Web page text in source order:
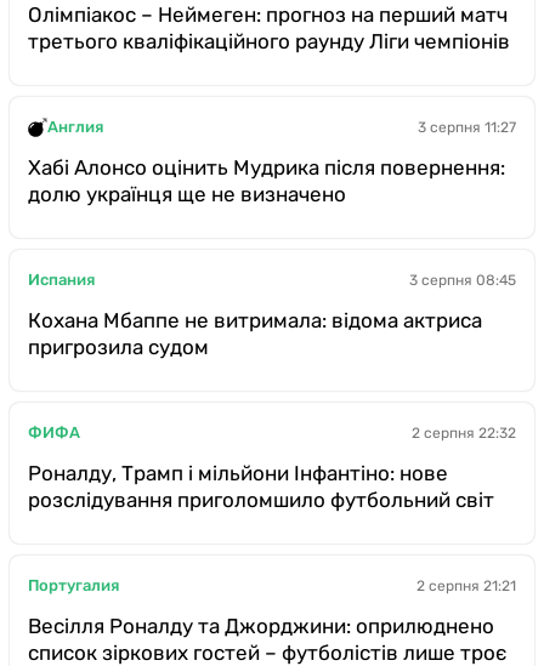
Олімпіакос – Неймеген: прогноз на перший матч
третього кваліфікаційного раунду Ліги чемпіонів
Англия 3 серпня 11:27
Хабі Алонсо оцінить Мудрика після повернення:
долю українця ще не визначено
Испания 3 серпня 08:45
Кохана Мбаппе не витримала: відома актриса
пригрозила судом
ФИФА 2 серпня 22:32
Роналду, Трамп і мільйони Інфантіно: нове
розслідування приголомшило футбольний світ
Португалия 2 серпня 21:21
Весілля Роналду та Джорджини: оприлюднено
список зіркових гостей – футболістів лише троє